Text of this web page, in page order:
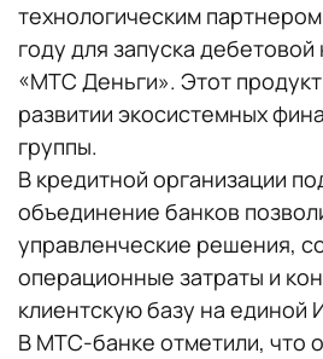
технологическим
году для запуска
«МТС Деньги». Этот
развитии экосистемных
группы.
В кредитной организации
объединение банков
управленческие решения,
операционные затраты и
клиентскую базу на единой
В МТС-банке отметили, что